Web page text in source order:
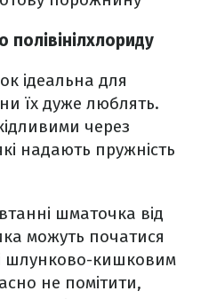
полівінілхлориду
ідеальна для
їх дуже люблять.
через
надають пружність
шматочка від
можуть початися
шлунково-кишковим
не помітити,